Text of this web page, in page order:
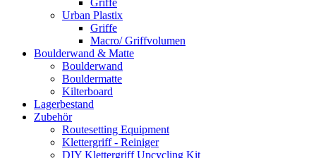
Griffe
Urban Plastix
Griffe
Macro/ Griffvolumen
Boulderwand & Matte
Boulderwand
Bouldermatte
Kilterboard
Lagerbestand
Zubehör
Routesetting Equipment
Klettergriff - Reiniger
DIY Klettergriff Upcycling Kit